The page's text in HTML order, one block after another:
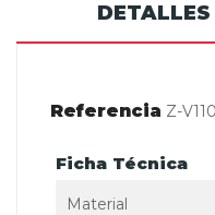
Referencia Z-
Ficha Técnica
Material